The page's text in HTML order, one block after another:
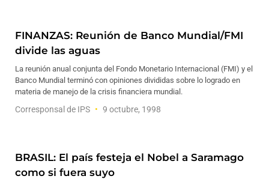
FINANZAS: Reunión de Banco Mundial/FMI
divide las aguas
La reunión anual conjunta del Fondo Monetario Internacional (FMI) y el
Banco Mundial terminó con opiniones divididas sobre lo logrado en
materia de manejo de la crisis financiera mundial.
Corresponsal de IPS 9 octubre, 1998
BRASIL: El país festeja el Nobel a Saramago
como si fuera suyo